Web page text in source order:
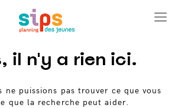
il n'y a rien ici.
ne puissions pas trouver ce que vous
que la recherche peut aider.